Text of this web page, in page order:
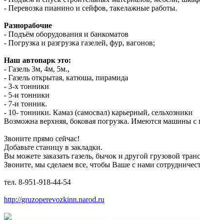
- Перевозка пианино и сейфов, такелажные работы.
Разнорабочие
- Подъём оборудования и банкоматов
- Погрузка и разгрузка газелей, фур, вагонов;
Наш автопарк это:
- Газель 3м, 4м, 5м.,
- Газель открытая, катюша, пирамида
- 3-х тонники
- 5-и тонники
- 7-и тонник.
- 10- тонники. Камаз (самосвал) карьерный, сельхозники
Возможна верхняя, боковая погрузка. Имеются машины с
Звоните прямо сейчас!
Добавьте станицу в закладки.
Вы можете заказать газель, бычок и другой грузовой
Звоните, мы сделаем все, чтобы Ваше с нами
тел. 8-951-918-44-54
http://gruzoperevozkinn.narod.ru